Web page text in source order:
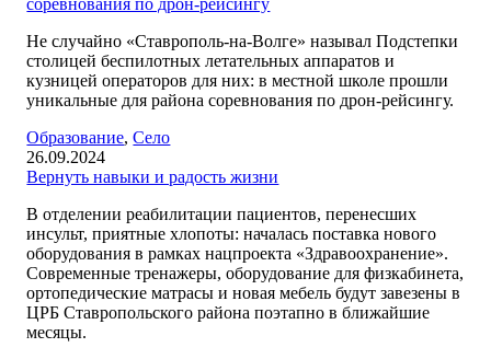
соревнования по дрон-рейсингу
Не случайно «Ставрополь-на-Волге» называл Подстепки
столицей беспилотных летательных аппаратов и
кузницей операторов для них: в местной школе прошли
уникальные для района соревнования по дрон-рейсингу.
Образование,Село
26.09.2024
Вернуть навыки и радость жизни
В отделении реабилитации пациентов, перенесших
инсульт, приятные хлопоты: началась поставка нового
оборудования в рамках нацпроекта «Здравоохранение».
Современные тренажеры, оборудование для физкабинета,
ортопедические матрасы и новая мебель будут завезены в
ЦРБ Ставропольского района поэтапно в ближайшие
месяцы.